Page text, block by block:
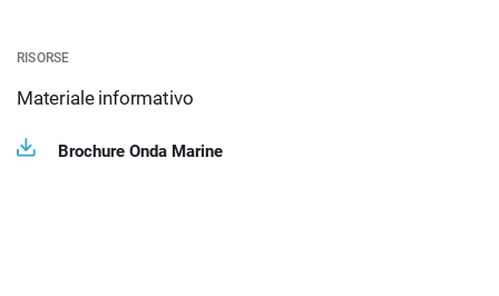
RISORSE
Materiale informativo
Brochure Onda Marine